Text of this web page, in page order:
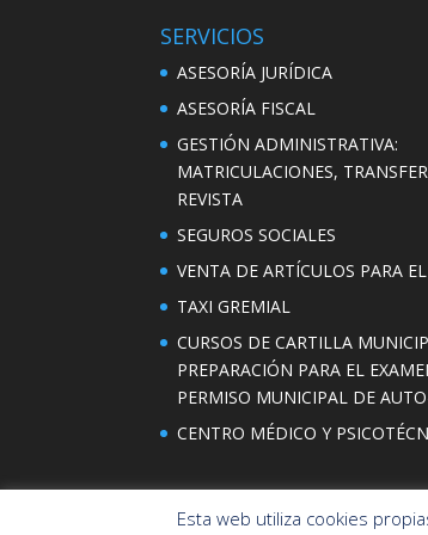
SERVICIOS
ASESORÍA JURÍDICA
ASESORÍA FISCAL
GESTIÓN ADMINISTRATIVA:
MATRICULACIONES,
REVISTA
SEGUROS SOCIALES
VENTA DE ARTÍCULOS PARA
TAXI GREMIAL
CURSOS DE CARTILLA
PREPARACIÓN PARA EL
PERMISO MUNICIPAL DE
CENTRO MÉDICO Y
Esta web utiliza cookies